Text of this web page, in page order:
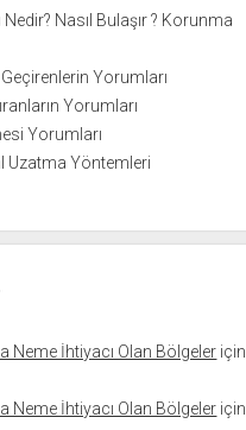
Nasıl Bulaşır ? Korunma
Yorumları
Yorumları
Yorumları
Uzatma Yöntemleri
Neme İhtiyacı Olan Bölgeler için
Neme İhtiyacı Olan Bölgeler için